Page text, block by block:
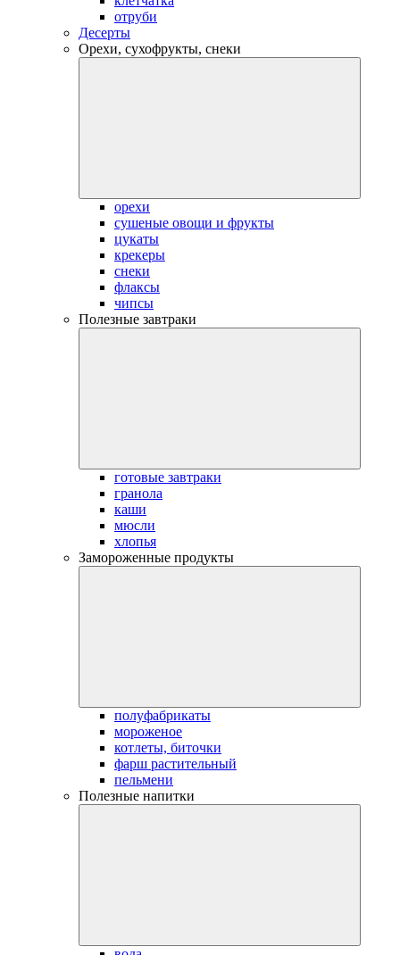
отруби
Десерты
Орехи, сухофрукты, снеки
орехи
сушеные овощи и фрукты
цукаты
крекеры
снеки
флаксы
чипсы
Полезные завтраки
готовые завтраки
гранола
каши
мюсли
хлопья
Замороженные продукты
полуфабрикаты
мороженое
котлеты, биточки
фарш растительный
пельмени
Полезные напитки